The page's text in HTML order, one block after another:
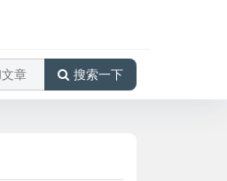
搜索一下
增频至每周2班